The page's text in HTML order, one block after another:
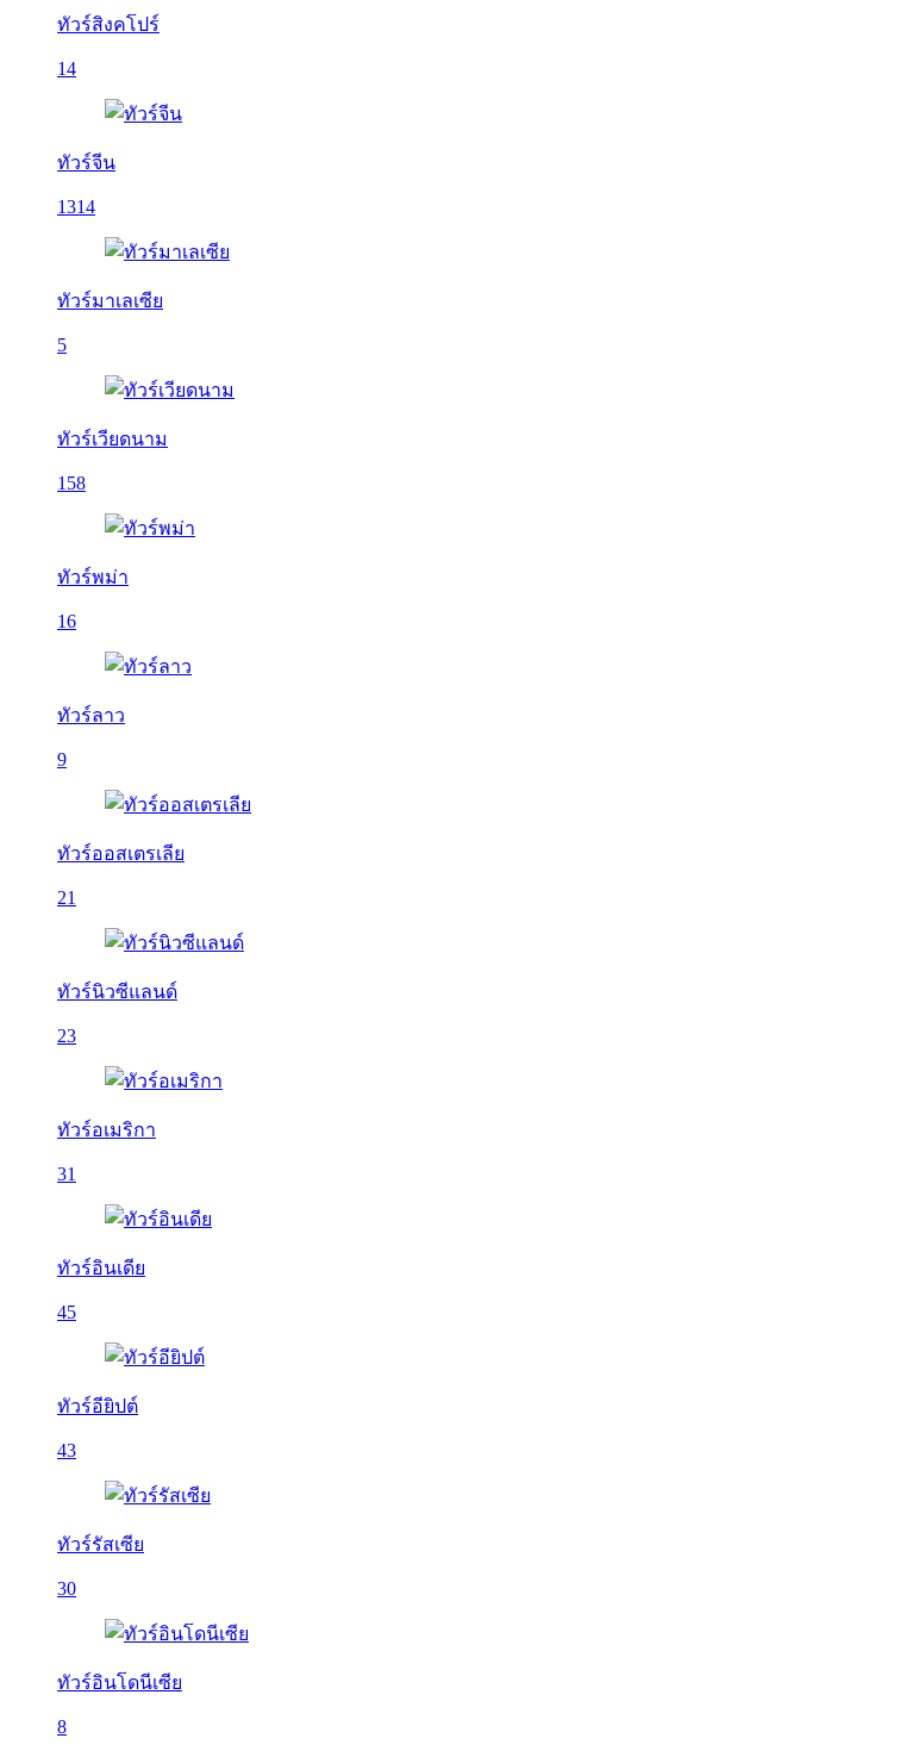
ทัวร์สิงคโปร์
14
ทัวร์จีน
1314
ทัวร์มาเลเซีย
5
ทัวร์เวียดนาม
158
ทัวร์พม่า
16
ทัวร์ลาว
9
ทัวร์ออสเตรเลีย
21
ทัวร์นิวซีแลนด์
23
ทัวร์อเมริกา
31
ทัวร์อินเดีย
45
ทัวร์อียิปต์
43
ทัวร์รัสเซีย
30
ทัวร์อินโดนีเซีย
8